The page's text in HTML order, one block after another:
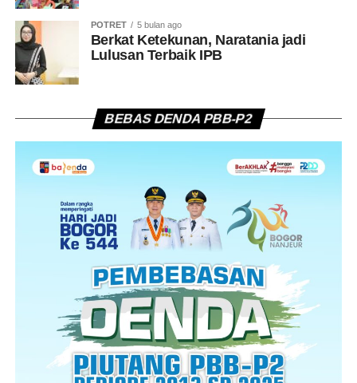
POTRET 5 bulan ago
Berkat Ketekunan, Naratania jadi
Lulusan Terbaik IPB
BEBAS DENDA PBB-P2